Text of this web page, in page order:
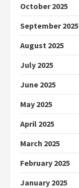
October 2025
September 2025
August 2025
July 2025
June 2025
May 2025
April 2025
March 2025
February 2025
January 2025